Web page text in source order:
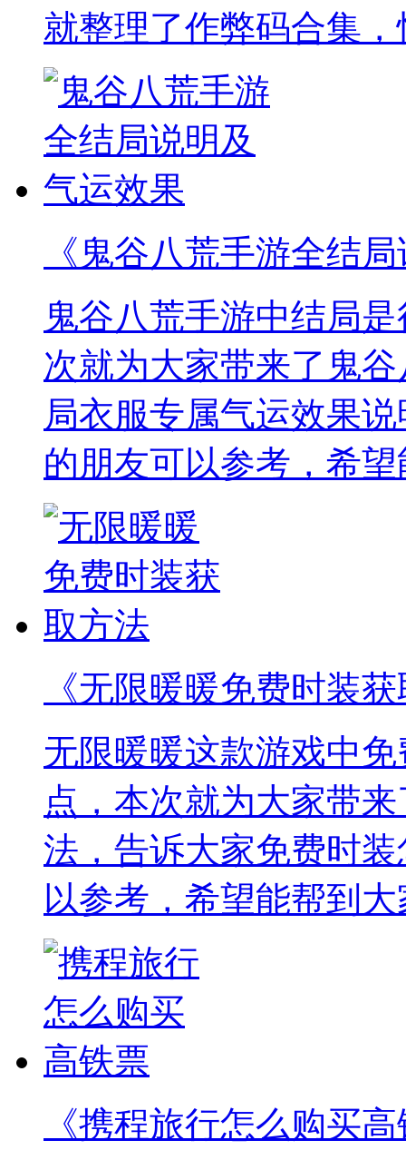
就整理了作弊码合集
《鬼谷八荒手游全结
鬼谷八荒手游中结局
次就为大家带来了鬼
局衣服专属气运效果
的朋友可以参考，希
《无限暖暖免费时装
无限暖暖这款游戏中
点，本次就为大家带
法，告诉大家免费时
以参考，希望能帮到
《携程旅行怎么购买